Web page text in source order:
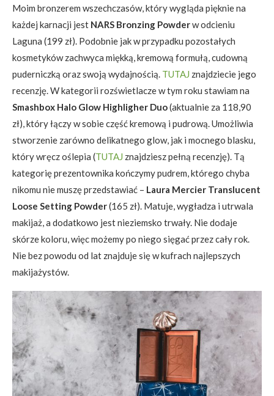
Moim bronzerem wszechczasów, który wygląda pięknie na
każdej karnacji jest NARS Bronzing Powderw odcieniu
Laguna (199 zł). Podobnie jak w przypadku pozostałych
kosmetyków zachwyca miękką, kremową formułą, cudowną
puderniczką oraz swoją wydajnością. TUTAJ znajdziecie jego
recenzję. W kategorii rozświetlacze w tym roku stawiam na
Smashbox Halo Glow Highligher Duo(aktualnie za 118,90
zł), który łączy w sobie część kremową i pudrową. Umożliwia
stworzenie zarówno delikatnego glow, jak i mocnego blasku,
który wręcz oślepia (TUTAJ znajdziesz pełną recenzję). Tą
kategorię prezentownika kończymy pudrem, którego chyba
nikomu nie muszę przedstawiać – Laura Mercier Translucent
Loose Setting Powder(165 zł). Matuje, wygładza i utrwala
makijaż, a dodatkowo jest nieziemsko trwały. Nie dodaje
skórze koloru, więc możemy po niego sięgać przez cały rok.
Nie bez powodu od lat znajduje się w kufrach najlepszych
makijażystów.